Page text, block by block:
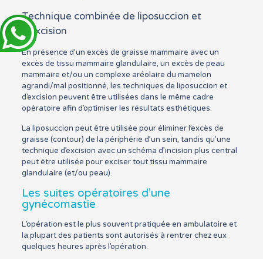
Technique combinée de liposuccion et
d’excision
En présence d’un excès de graisse mammaire avec un
excès de tissu mammaire glandulaire, un excès de peau
mammaire et/ou un complexe aréolaire du mamelon
agrandi/mal positionné, les techniques de liposuccion et
d’excision peuvent être utilisées dans le même cadre
opératoire afin d’optimiser les résultats esthétiques.
La liposuccion peut être utilisée pour éliminer l’excès de
graisse (contour) de la périphérie d’un sein, tandis qu’une
technique d’excision avec un schéma d’incision plus central
peut être utilisée pour exciser tout tissu mammaire
glandulaire (et/ou peau).
Les suites opératoires d’une
gynécomastie
L’opération est le plus souvent pratiquée en ambulatoire et
la plupart des patients sont autorisés à rentrer chez eux
quelques heures après l’opération.